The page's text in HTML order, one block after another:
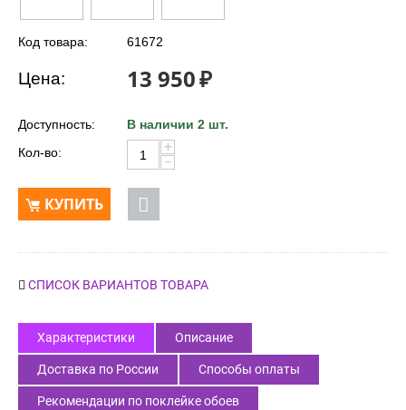
Код товара: 61672
Цена: 13 950₽
Доступность:
В наличии 2 шт.
Кол-во:
+
−
КУПИТЬ
СПИСОК ВАРИАНТОВ ТОВАРА
Характеристики Описание
Доставка по России Способы оплаты
Рекомендации по поклейке обоев